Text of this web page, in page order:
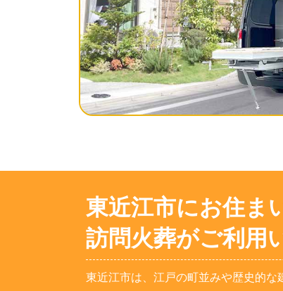
東近江市にお住ま
訪問火葬がご利用
東近江市は、江戸の町並みや歴史的